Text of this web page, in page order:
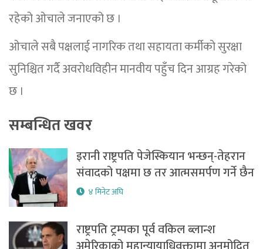
रहेको ओचाले जनाएको छ ।
ओचाले सबै पक्षलाई नागरिक तथा सहायता कर्मीको सुरक्षा
सुनिश्चित गर्दै अवरोधविहीन मानवीय पहुँच दिन आग्रह गरेको
छ ।
सम्बन्धित खवर
इरानी राष्ट्रपति पेजेस्कियान भन्छन्-तेहरान
संवादको पक्षमा छ तर आत्मसमर्पण गर्ने छैन
४ मिनेट अघि
राष्ट्रपति ट्रम्पका पूर्व वकिल ब्लान्श